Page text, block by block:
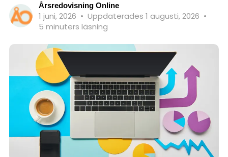
Årsredovisning Online
1 juni, 2026 • Uppdaterades 1 augusti, 2026 •
5 minuters läsning